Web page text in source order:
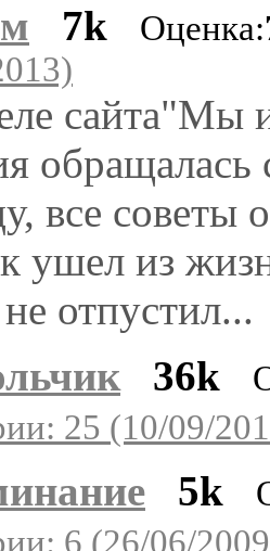
7k Оценка:
сайта"Мы
обращалась
все советы
ушел из
отпустил...
36k
25 (10/09/
5k
6 (26/06/